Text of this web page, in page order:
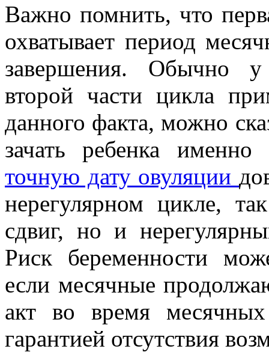
Важно помнить, что
охватывает период
завершения. Обычно у
второй части цикла
данного факта, можно
зачать ребенка
точную дату овуляции
нерегулярном цикле,
сдвиг, но и
Риск беременности
если месячные
акт во время
гарантией отсутствия